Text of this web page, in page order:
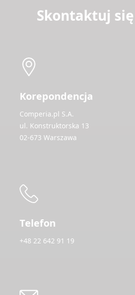
Skontaktuj
Korepondencja
Comperia.pl S.A.
ul. Konstruktorska 13
02-673 Warszawa
Telefon
+48 22 642 91 19